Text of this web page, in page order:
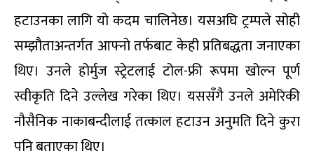
हटाउनका लागि यो कदम चालिनेछ। यसअघि ट्रम्पले सोही
सम्झौताअन्तर्गत आफ्नो तर्फबाट केही प्रतिबद्धता जनाएका
थिए। उनले होर्मुज स्ट्रेटलाई टोल-फ्री रूपमा खोल्न पूर्ण
स्वीकृति दिने उल्लेख गरेका थिए। यससँगै उनले अमेरिकी
नौसैनिक नाकाबन्दीलाई तत्काल हटाउन अनुमति दिने कुरा
पनि बताएका थिए।